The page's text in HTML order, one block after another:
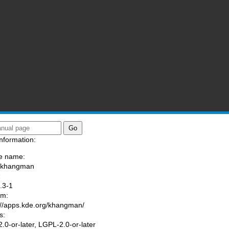
name:
1
apps.kde.org/khangman/
or-later, LGPL-2.0-or-later